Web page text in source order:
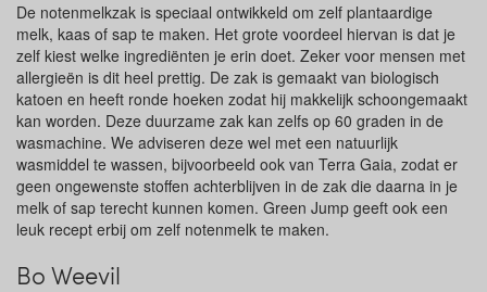
De notenmelkzak is speciaal ontwikkeld om zelf plantaardige
melk, kaas of sap te maken. Het grote voordeel hiervan is dat je
zelf kiest welke ingrediënten je erin doet. Zeker voor mensen met
allergieën is dit heel prettig. De zak is gemaakt van biologisch
katoen en heeft ronde hoeken zodat hij makkelijk schoongemaakt
kan worden. Deze duurzame zak kan zelfs op 60 graden in de
wasmachine. We adviseren deze wel met een natuurlijk
wasmiddel te wassen, bijvoorbeeld ook van Terra Gaia, zodat er
geen ongewenste stoffen achterblijven in de zak die daarna in je
melk of sap terecht kunnen komen. Green Jump geeft ook een
leuk recept erbij om zelf notenmelk te maken.
Bo Weevil